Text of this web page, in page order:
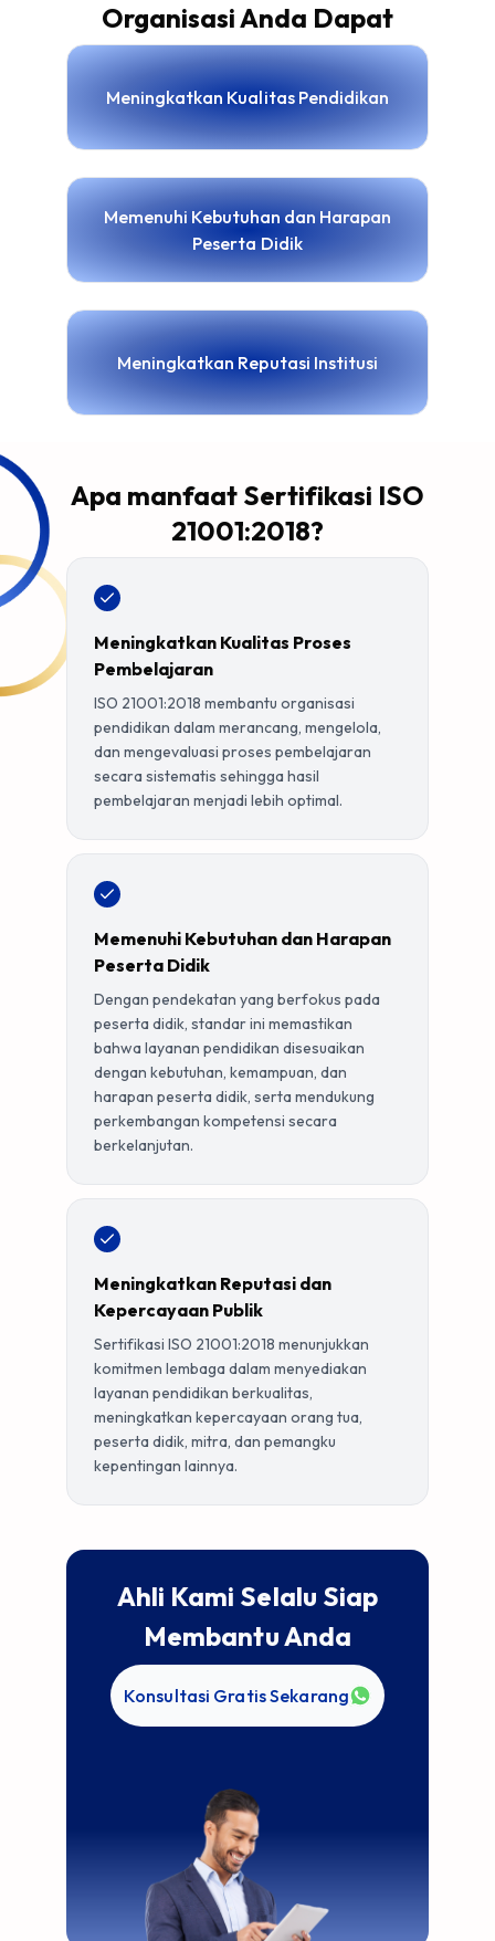
Organisasi Anda Dapat
Meningkatkan Kualitas Pendidikan
Memenuhi Kebutuhan dan Harapan
Peserta Didik
Meningkatkan Reputasi Institusi
Apa manfaat Sertifikasi ISO
21001:2018?
Meningkatkan Kualitas Proses
Pembelajaran
ISO 21001:2018 membantu organisasi
pendidikan dalam merancang, mengelola,
dan mengevaluasi proses pembelajaran
secara sistematis sehingga hasil
pembelajaran menjadi lebih optimal.
Memenuhi Kebutuhan dan Harapan
Peserta Didik
Dengan pendekatan yang berfokus pada
peserta didik, standar ini memastikan
bahwa layanan pendidikan disesuaikan
dengan kebutuhan, kemampuan, dan
harapan peserta didik, serta mendukung
perkembangan kompetensi secara
berkelanjutan.
Meningkatkan Reputasi dan
Kepercayaan Publik
Sertifikasi ISO 21001:2018 menunjukkan
komitmen lembaga dalam menyediakan
layanan pendidikan berkualitas,
meningkatkan kepercayaan orang tua,
peserta didik, mitra, dan pemangku
kepentingan lainnya.
Ahli Kami Selalu Siap
Membantu Anda
Konsultasi Gratis Sekarang